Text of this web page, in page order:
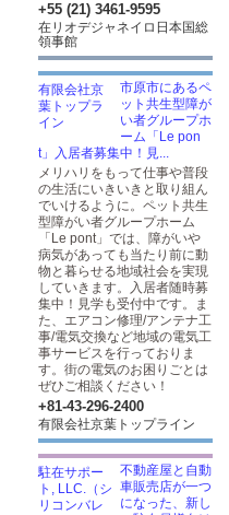
+55 (21) 3461-9595
在リオデジャネイロ日本国総
領事館
市原市にあるペ
ット共生型障が
い者グループホ
ーム「Le pon
t」入居者募集中！見...
メリハリをもって仕事や普段
の生活にいきいきと取り組ん
でいけるように。ペット共生
型障がい者グループホーム
「Le pont」では、障がいや
病気があっても当たり前に動
物と暮らせる地域社会を実現
していきます。入居者随時募
集中！見学も受付中です。ま
た、エアコン修理/アンテナ工
事/電気交換など地域の電気工
事サービスを行っておりま
す。街の電気のお困りごとは
ぜひご相談ください！
+81-43-296-2400
有限会社京葉トップライン
不動産屋と自動
車販売店が一つ
になった、新し